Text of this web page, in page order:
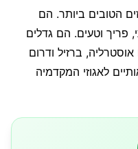
הטובים ביותר. הם
פריך וטעים. הם גדלים
ברזיל ודרום
בריאותיים לאגוזי המקדמיה